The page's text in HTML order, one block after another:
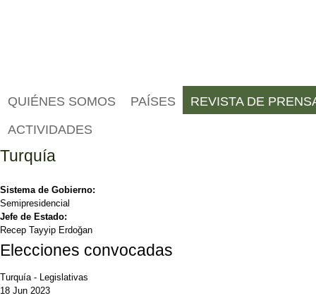
QUIÉNES SOMOS PAÍSES REVISTA DE
ACTIVIDADES
Turquía
Sistema de Gobierno:
Semipresidencial
Jefe de Estado:
Recep Tayyip Erdoğan
Elecciones convocadas
Turquía - Legislativas
18 Jun 2023